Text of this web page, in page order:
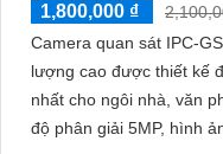
1,800,000 ₫
Camera quan sát IPC-
lượng cao được thiết kế
nhất cho ngôi nhà, văn
độ phân giải 5MP, hình